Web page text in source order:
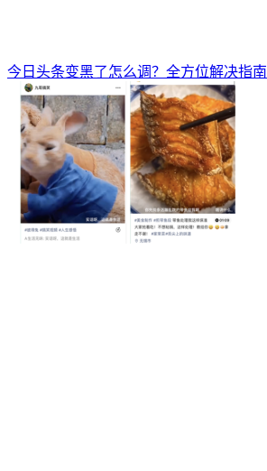
今日头条变黑了怎么调？全方位解决指南